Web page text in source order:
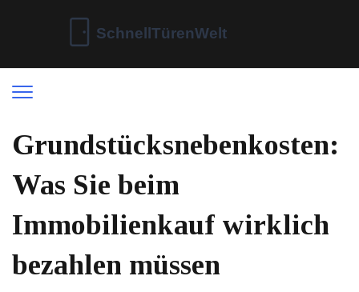
Grundstücksnebenkosten:
Was Sie beim
Immobilienkauf wirklich
bezahlen müssen